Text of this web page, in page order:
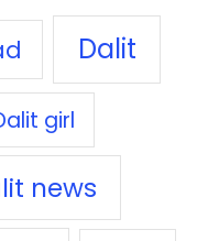
Dalit
girl
news